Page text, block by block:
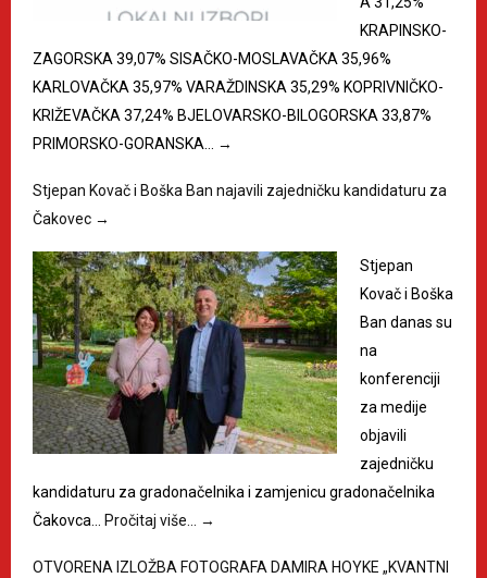
KRAPINSKO-
ZAGORSKA 39,07% SISAČKO-MOSLAVAČKA 35,96%
KARLOVAČKA 35,97% VARAŽDINSKA 35,29% KOPRIVNIČKO-
KRIŽEVAČKA 37,24% BJELOVARSKO-BILOGORSKA 33,87%
PRIMORSKO-GORANSKA… →
Stjepan Kovač i Boška Ban najavili zajedničku kandidaturu za
Čakovec →
Stjepan
Kovač i Boška
Ban danas su
na
konferenciji
za medije
objavili
zajedničku
kandidaturu za gradonačelnika i zamjenicu gradonačelnika
Čakovca… Pročitaj više… →
OTVORENA IZLOŽBA FOTOGRAFA DAMIRA HOYKE „KVANTNI